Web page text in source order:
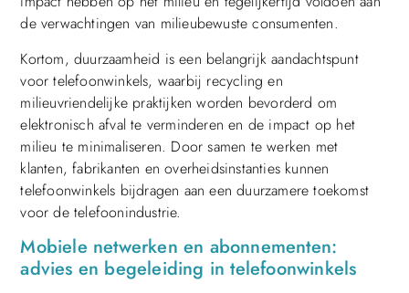
de verwachtingen van milieubewuste consumenten.
Kortom, duurzaamheid is een belangrijk aandachtspunt
voor telefoonwinkels, waarbij recycling en
milieuvriendelijke praktijken worden bevorderd om
elektronisch afval te verminderen en de impact op het
milieu te minimaliseren. Door samen te werken met
klanten, fabrikanten en overheidsinstanties kunnen
telefoonwinkels bijdragen aan een duurzamere toekomst
voor de telefoonindustrie.
Mobiele netwerken en abonnementen:
advies en begeleiding in telefoonwinkels